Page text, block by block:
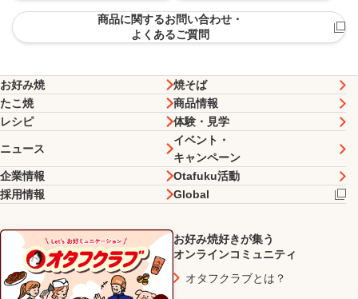
商品に関するお問い合わせ・
よくあるご質問
お好み焼
焼そば
たこ焼
商品情報
レシピ
体験・見学
ニュース
イベント・
キャンペーン
企業情報
Otafuku活動
採用情報
Global
お好み焼好きが集う
オンラインコミュニティ
オタフクラブとは？